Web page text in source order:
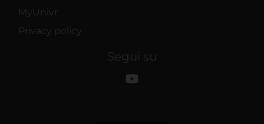
MyUnivr
Privacy policy
Segui su